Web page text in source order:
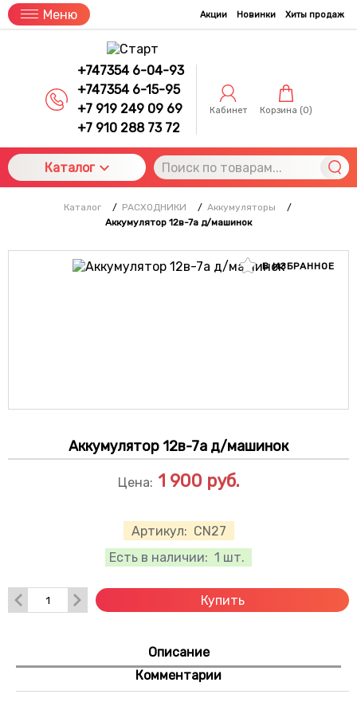
Меню Акции Новинки Хиты продаж
+747354 6-04-93
+747354 6-15-95
+7 919 249 09 69
+7 910 288 73 72
Кабинет Корзина (0)
Каталог
Каталог / РАСХОДНИКИ / Аккумуляторы
/
Аккумулятор 12в-7а д/машинок
В ИЗБРАННОЕ
Аккумулятор 12в-7а д/машинок
Артикул: CN27
Есть в наличии: 1 шт.
Цена: 1 900 руб.
Купить
Описание
Комментарии